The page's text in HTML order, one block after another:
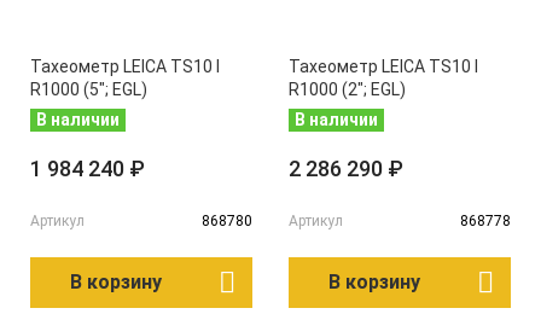
Тахеометр LEICA TS10 I
R1000 (5"; EGL)
В наличии
1 984 240 ₽
Артикул 868780
В корзину
Тахеометр LEICA TS10 I
R1000 (2"; EGL)
В наличии
2 286 290 ₽
Артикул 868778
В корзину